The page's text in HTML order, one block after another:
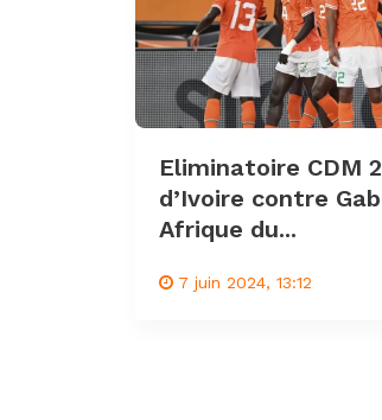
Eliminatoire CDM
d’Ivoire contre
Afrique du...
7 juin 2024, 13:12